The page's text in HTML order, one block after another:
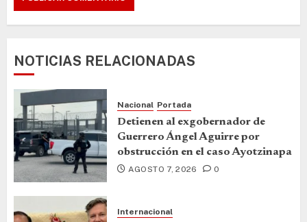
NOTICIAS RELACIONADAS
Nacional Portada
Detienen al exgobernador de
Guerrero Ángel Aguirre por
obstrucción en el caso Ayotzinapa
AGOSTO 7, 2026 0
Internacional